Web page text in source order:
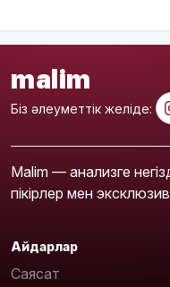
malim
Біз әлеуметтік желіде:
Malim — анализге
пікірлер мен
Айдарлар
Саясат